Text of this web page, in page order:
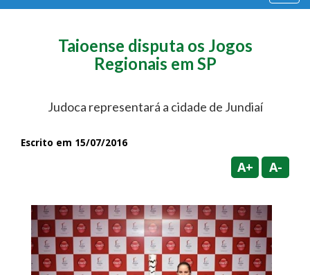
Taioense disputa os Jogos
Regionais em SP
Judoca representará a cidade de Jundiaí
Escrito em 15/07/2016
A+ A-